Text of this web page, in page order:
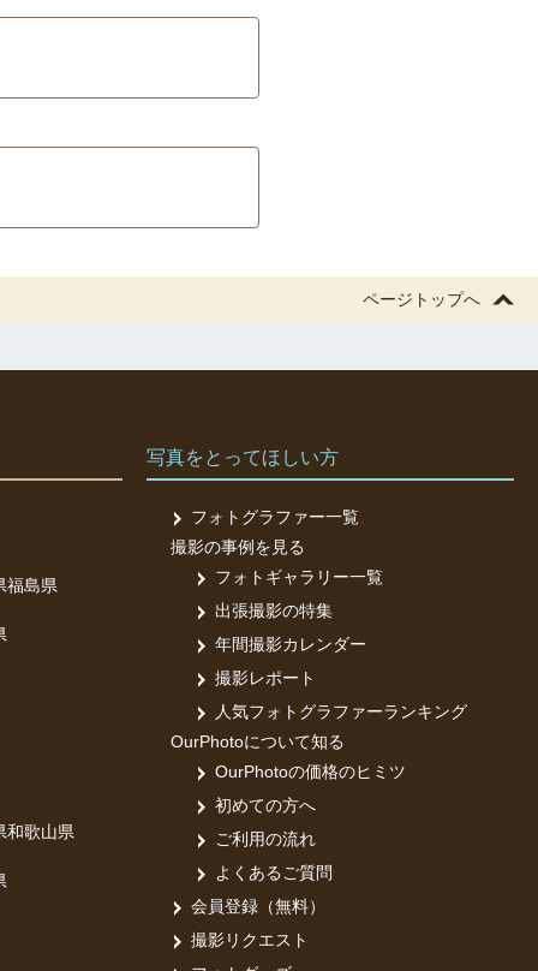
ページトップへ
福島県
和歌山県
写真をとってほしい方
フォトグラファー一覧
撮影の事例を見る
フォトギャラリー一覧
出張撮影の特集
年間撮影カレンダー
撮影レポート
人気フォトグラファーランキング
OurPhotoについて知る
OurPhotoの価格のヒミツ
初めての方へ
ご利用の流れ
よくあるご質問
会員登録（無料）
撮影リクエスト